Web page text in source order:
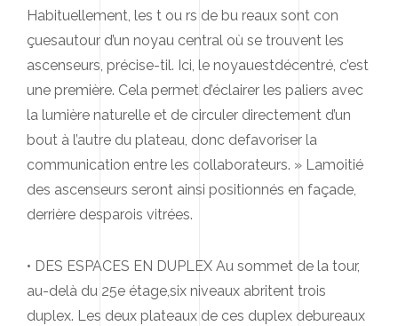
Habituellement, les t ou rs de bu reaux sont con
çuesautour d’un noyau central où se trouvent les
ascenseurs, précise-til. Ici, le noyauestdécentré, c’est
une première. Cela permet d’éclairer les paliers avec
la lumière naturelle et de circuler directement d’un
bout à l’autre du plateau, donc defavoriser la
communication entre les collaborateurs. » Lamoitié
des ascenseurs seront ainsi positionnés en façade,
derrière desparois vitrées.
• DES ESPACES EN DUPLEX Au sommet de la tour,
au-delà du 25e étage,six niveaux abritent trois
duplex. Les deux plateaux de ces duplex debureaux